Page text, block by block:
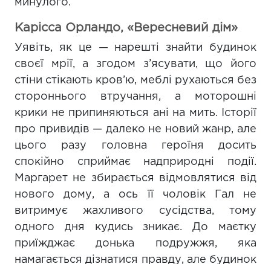
минулого.
Карісса Орландо, «Вересневий дім»
Уявіть, як це — нарешті знайти будинок
своєї мрії, а згодом з’ясувати, що його
стіни стікають кров’ю, меблі рухаються без
стороннього втручання, а моторошні
крики не припиняються ані на мить. Історії
про привидів — далеко не новий жанр, але
цього разу головна героїня досить
спокійно сприймає надприродні події.
Маргарет не збирається відмовлятися від
нового дому, а ось її чоловік Гал не
витримує жахливого сусідства, тому
одного дня кудись зникає. До маєтку
приїжджає донька подружжя, яка
намагається дізнатися правду, але будинок